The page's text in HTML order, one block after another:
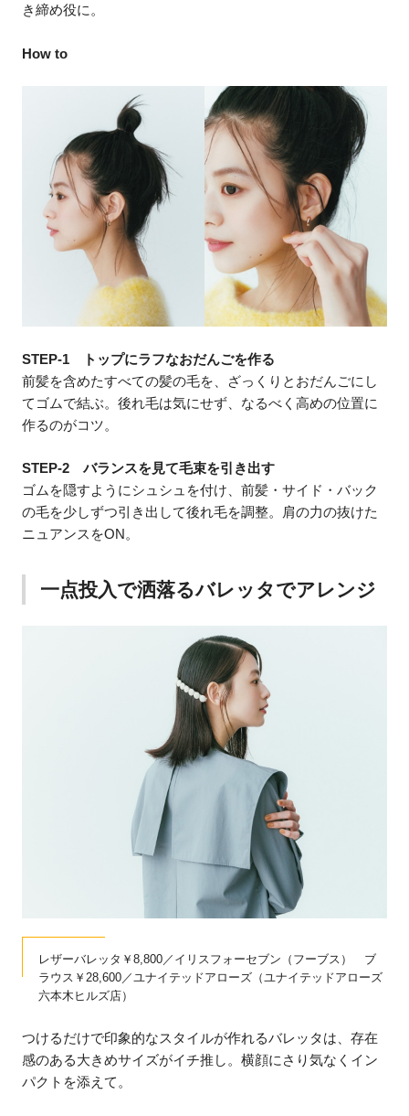
き締め役に。
How to
STEP-1 トップにラフなおだんごを作る
前髪を含めたすべての髪の毛を、ざっくりとおだんごにし
てゴムで結ぶ。後れ毛は気にせず、なるべく高めの位置に
作るのがコツ。
STEP-2 バランスを見て毛束を引き出す
ゴムを隠すようにシュシュを付け、前髪・サイド・バック
の毛を少しずつ引き出して後れ毛を調整。肩の力の抜けた
ニュアンスをON。
一点投入で洒落るバレッタでアレンジ
レザーバレッタ￥8,800／イリスフォーセブン（フーブス） ブ
ラウス￥28,600／ユナイテッドアローズ（ユナイテッドアローズ
六本木ヒルズ店）
つけるだけで印象的なスタイルが作れるバレッタは、存在
感のある大きめサイズがイチ推し。横顔にさり気なくイン
パクトを添えて。